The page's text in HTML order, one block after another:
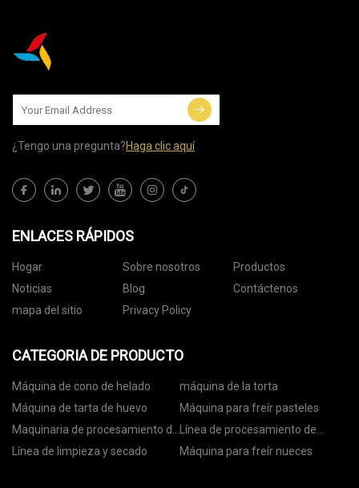
¿Tengo una pregunta?Haga clic aquí
ENLACES RÁPIDOS
Hogar Sobre nosotros
Productos
Noticias
Blog
Contáctenos
mapa del sitio
Privacy Policy
CATEGORIA DE PRODUCTO
Máquina de cono de helado
máquina de la torta
Máquina de tarta de huevo
Máquina para freír pasteles
Maquinaria de procesamiento de
nueces
Línea de procesamiento de
nueces
Línea de limpieza y secado Máquina para freír nueces